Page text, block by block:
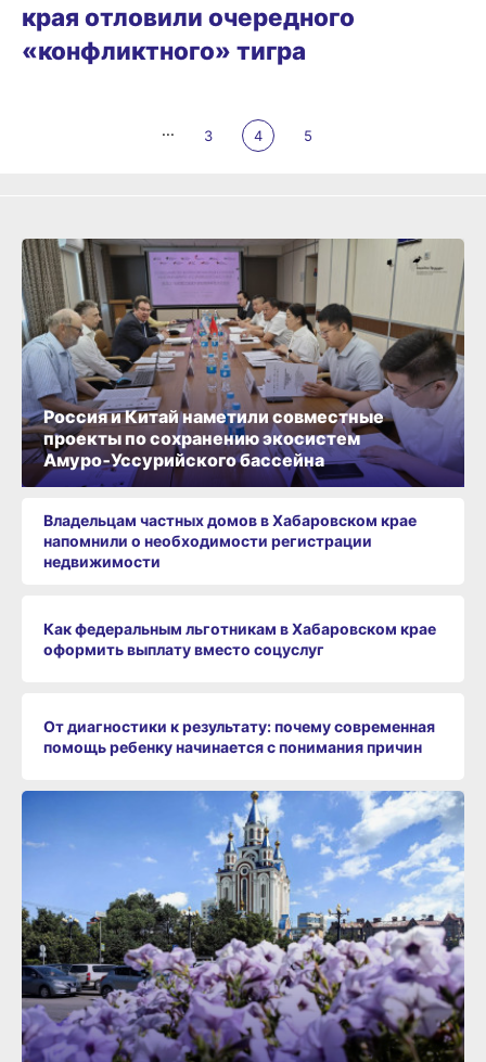
края отловили очередного
«конфликтного» тигра
... 3 4 5
Россия и Китай наметили совместные
проекты по сохранению экосистем
Амуро‑Уссурийского бассейна
Владельцам частных домов в Хабаровском крае
напомнили о необходимости регистрации
недвижимости
Как федеральным льготникам в Хабаровском крае
оформить выплату вместо соцуслуг
От диагностики к результату: почему современная
помощь ребенку начинается с понимания причин